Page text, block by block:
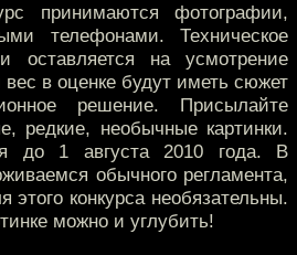
принимаются фотографии,
телефонами. Техническое
оставляется на усмотрение
в оценке будут иметь сюжет
решение. Присылайте
редкие, необычные картинки.
до 1 августа 2010 года. В
обычного регламента,
этого конкурса необязательны.
можно и углубить!